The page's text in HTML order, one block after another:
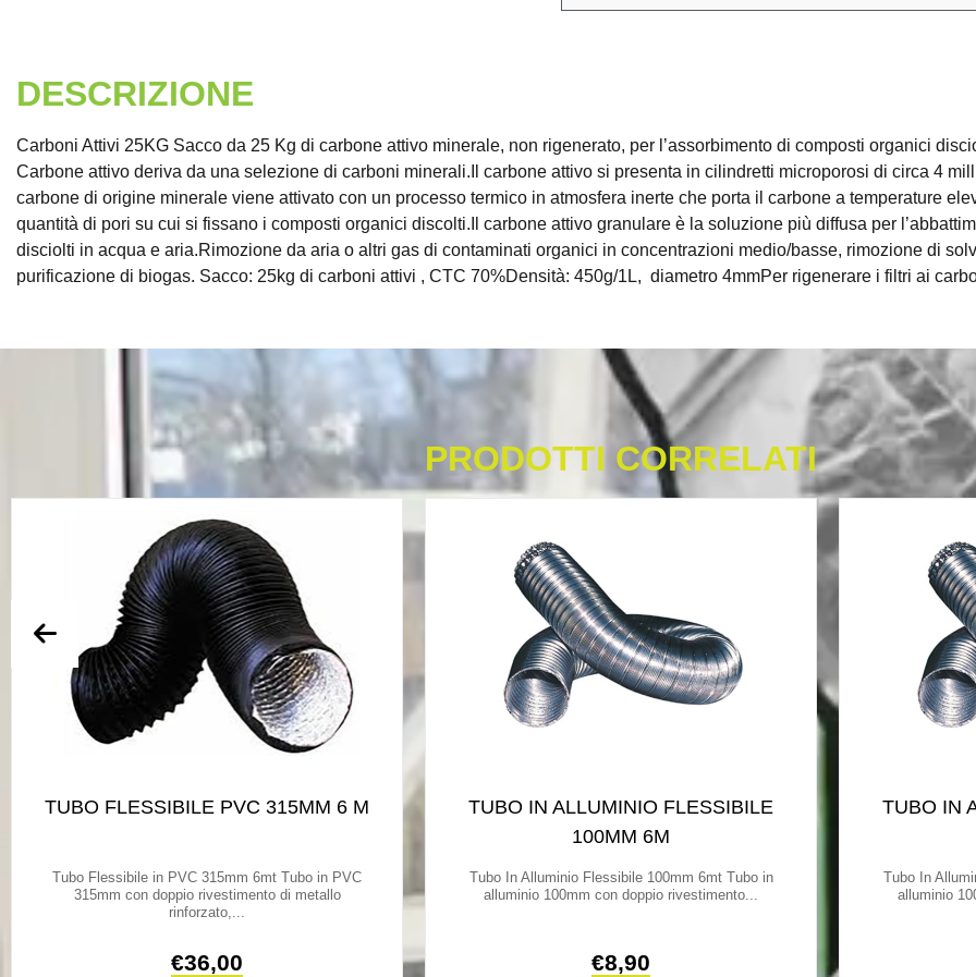
DESCRIZIONE
Carboni Attivi 25KG Sacco da 25 Kg di carbone attivo minerale, non rigenerato, per l’assorbimento di composti organici
Carbone attivo deriva da una selezione di carboni minerali.Il carbone attivo si presenta in cilindretti microporosi di circa 4
carbone di origine minerale viene attivato con un processo termico in atmosfera inerte che porta il carbone a temperature
quantità di pori su cui si fissano i composti organici discolti.Il carbone attivo granulare è la soluzione più diffusa per
disciolti in acqua e aria.Rimozione da aria o altri gas di contaminati organici in concentrazioni medio/basse, rimozione di
purificazione di biogas. Sacco: 25kg di carboni attivi , CTC 70%Densità: 450g/1L, diametro 4mmPer rigenerare i filtri ai
PRODOTTI CORRELATI
TUBO FLESSIBILE PVC 315MM 6 M
Tubo Flessibile in PVC 315mm 6mt Tubo in PVC
315mm con doppio rivestimento di metallo
rinforzato,...
€36,00
TUBO IN ALLUMINIO FLESSIBILE
100MM 6M
Tubo In Alluminio Flessibile 100mm 6mt Tubo in
alluminio 100mm con doppio rivestimento...
€8,90
TUBO IN
Tubo In
alluminio